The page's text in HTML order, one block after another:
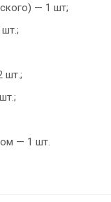
— 1 шт;
шт.;
— 1 шт.